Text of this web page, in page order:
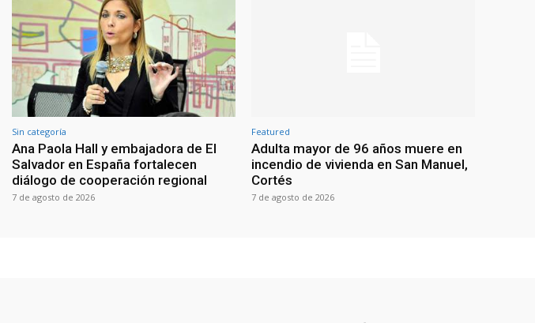
Sin categoría
Ana Paola Hall y embajadora de El
Salvador en España fortalecen
diálogo de cooperación regional
7 de agosto de 2026
Featured
Adulta mayor de 96 años muere en
incendio de vivienda en San Manuel,
Cortés
7 de agosto de 2026